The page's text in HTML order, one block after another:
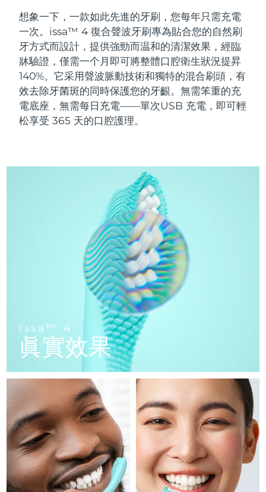
想象一下，一款如此先進的牙刷，您每年只需充電
一次。issa™ 4 復合聲波牙刷專為貼合您的自然刷
牙方式而設計，提供強勁而温和的清潔效果，經臨
牀驗證，僅需一个月即可將整體口腔衛生狀況提昇
140%。它采用聲波脈動技術和獨特的混合刷頭，有
效去除牙菌斑的同時保護您的牙齦。無需笨重的充
電底座，無需每日充電——單次USB 充電，即可輕
松享受 365 天的口腔護理。
issa™ 4
眞實效果
LUNA™ 4 套裝
Anti-aging massage
LUNA™ 4 Plus
Massage, LED heating
LUNA™ 4 mini
For young skin, T-zone
LUNA™ 4 go
For travel or gym bag
LUNA™護膚
Premium cleansers & balm
LUNA™ 設備
All facial cleansing devices
BEAR™ 2 套裝
Microcurrent toning
BEAR™ 2 go
Microcurrent toning on-the-go
面部提拉護理
Premium anti-aging skincare
BEAR™ 設備
All premium facelift devices
補水保濕
UFO™ 3 套裝
Deep facial hydration
Near-infrared and red light therapy
UFO™ 3 mini
Red light therapy device for young skin
UFO™ 3 go
Portable red light therapy
面膜
Rejuvenation & hydration
UFO™ 設備
All deep facial hydration devices
口腔護理
issa™ 4
Hybrid silicone sonic toothbrush
Smart hybrid silicone sonic toothbrush
issa™ 4 smile
Hybrid silicone sonic toothbrush
issa™ 4 baby
For ages 0-3
issa™ Teeth Whitening Set
Dual LED + sonic device & 18% PAP gel
ISSA™ 設備
All silicone sonic toothbrushes
FAQ™ 抗老護理
FAQ™ 101
Clinical anti-aging
FAQ™ 102
Advanced clinical anti-aging
FAQ™ 103
Luxurious clinical anti-aging set
FAQ™ P1 Primer
Manuka honey primer
FAQ™護膚品
All FAQ™ skincare
LED 護理
FAQ™ 201
LED mask
FAQ™ 202
LED mask
FAQ™ 211
Anti-aging neck & décolleté LED mask
FAQ™ 221
Anti-aging LED hand mask
FAQ™護膚品
All FAQ™ skincare
FAQ™ 301
LED hair strengthening scalp massager
FAQ™ Scalp Serum
Scalp recovery probiotic serum
FAQ™護膚品
All FAQ™ skincare
FAQ™產品
All hair treatments
肌膚年輕化
NEW
FAQ™ 501
Full-Spectrum Red Light Therapy
FAQ™ 502
Full-Spectrum Red Light Therapy
FAQ™ Red Light Serum
FAQ™ skincare
All FAQ™ skincare
保健品
脫毛
PEACH™ 2 Pro Max
Professional IPL hair removal device
身體護理
BEAR™ 2 body
Microcurrent body toning
比利時 預計送達日期 10/08/2026
百慕達 預計送達日期16/08/2026
波士尼亞與赫塞哥維納 預計送達日期13/08/2026
汶萊 預計送達日期15/08/2026
保加利亞
預計送達日期
預計送達日期
預計送達日期
預計送達日期
預計送達日期
丹麥
愛沙尼亞 預計送達日期10/08/2026
芬蘭 預計送達日期10/08/2026
法國 預計送達日期10/08/2026
法屬玻里尼西亞 預計送達日期14/08/2026
德國 預計送達日期10/08/2026